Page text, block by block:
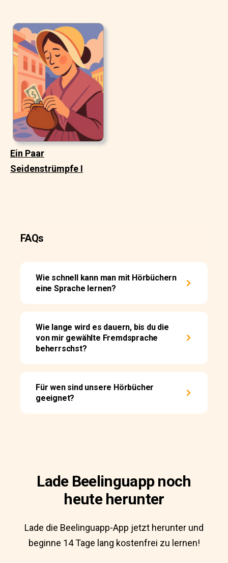
Ein Paar
Seidenstrümpfe I
FAQs
Wie schnell kann man mit Hörbüchern
eine Sprache lernen?
Wie lange wird es dauern, bis du die
von mir gewählte Fremdsprache
beherrschst?
Für wen sind unsere Hörbücher
geeignet?
Lade Beelinguapp noch
heute herunter
Lade die Beelinguapp-App jetzt herunter und
beginne 14 Tage lang kostenfrei zu lernen!